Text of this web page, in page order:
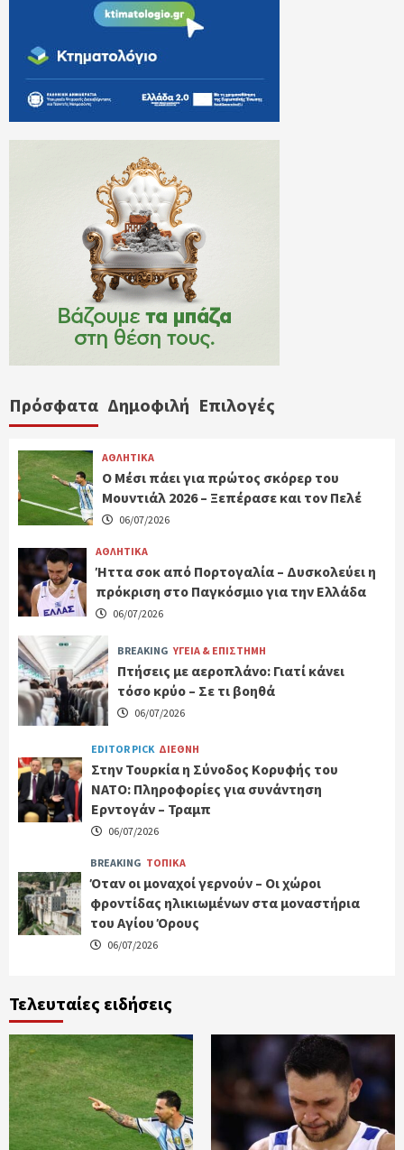
Πρόσφατα Δημοφιλή Επιλογές
ΑΘΛΗΤΙΚΑ
Ο Μέσι πάει για πρώτος σκόρερ του
Μουντιάλ 2026 – Ξεπέρασε και τον Πελέ
06/07/2026
ΑΘΛΗΤΙΚΑ
Ήττα σοκ από Πορτογαλία – Δυσκολεύει η
πρόκριση στο Παγκόσμιο για την Ελλάδα
06/07/2026
BREAKING ΥΓΕΙΑ & ΕΠΙΣΤΗΜΗ
Πτήσεις με αεροπλάνο: Γιατί κάνει
τόσο κρύο – Σε τι βοηθά
06/07/2026
EDITOR PICK ΔΙΕΘΝΗ
Στην Τουρκία η Σύνοδος Κορυφής του
ΝΑΤΟ: Πληροφορίες για συνάντηση
Ερντογάν – Τραμπ
06/07/2026
BREAKING ΤΟΠΙΚΑ
Όταν οι μοναχοί γερνούν – Οι χώροι
φροντίδας ηλικιωμένων στα μοναστήρια
του Αγίου Όρους
06/07/2026
Τελευταίες ειδήσεις